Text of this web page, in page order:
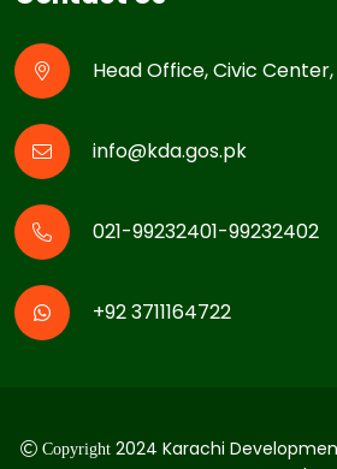
Head Office, Civic
info@kda.gos.pk
021-99232401-99232402
+92 3711164722
Copyright2024 Karachi